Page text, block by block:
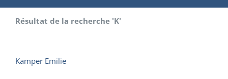
Résultat de la recherche 'K'
Kamper Emilie